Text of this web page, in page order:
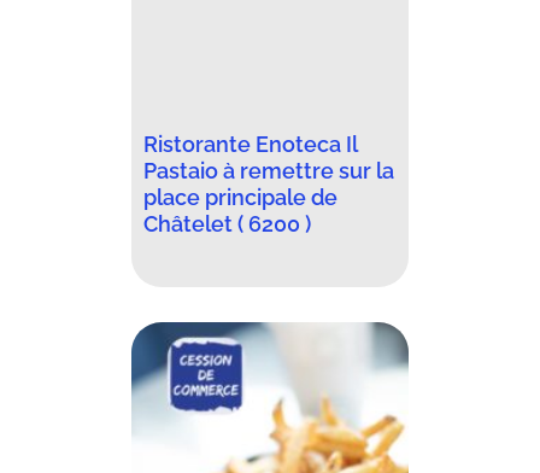
Ristorante Enoteca Il
Pastaio à remettre sur la
place principale de
Châtelet ( 6200 )